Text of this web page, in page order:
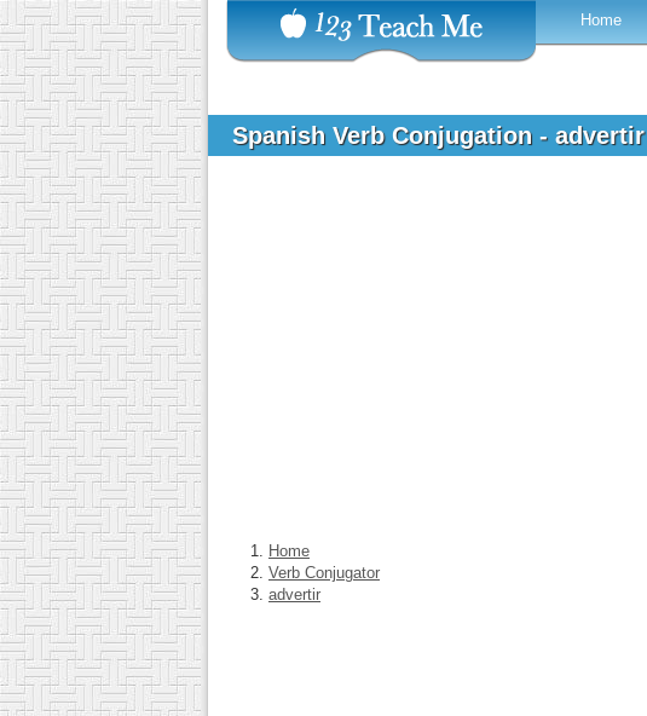
Home
Spanish Verb Conjugation - advertir
Home
Verb Conjugator
advertir